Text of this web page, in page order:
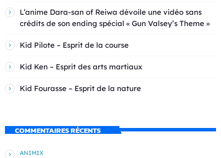
L’anime Dara-san of Reiwa dévoile une vidéo sans
crédits de son ending spécial « Gun Valsey’s Theme »
Kid Pilote – Esprit de la course
Kid Ken – Esprit des arts martiaux
Kid Fourasse – Esprit de la nature
COMMENTAIRES RÉCENTS
ANIMIX